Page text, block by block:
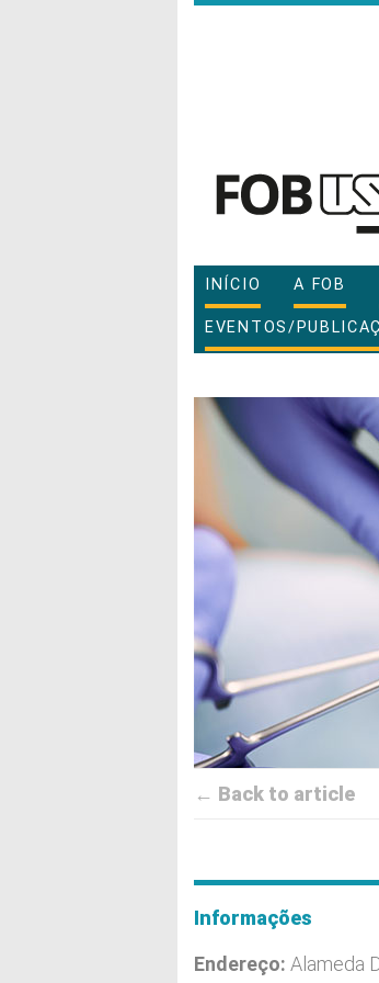
INÍCIO A FOB
EVENTOS/
← Back to article
Informações
Endereço: Alameda